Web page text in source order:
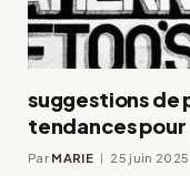
suggestions de
tendances pour
Par MARIE 25 juin 2025